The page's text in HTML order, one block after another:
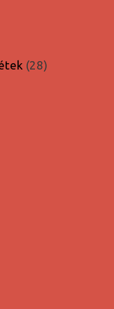
2828